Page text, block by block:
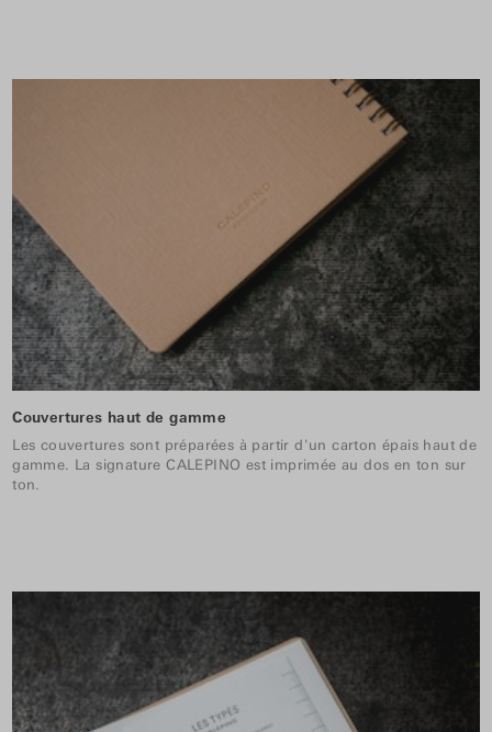
Couvertures haut de gamme
Les couvertures sont préparées à partir d'un carton épais haut de
gamme. La signature CALEPINO est imprimée au dos en ton sur
ton.